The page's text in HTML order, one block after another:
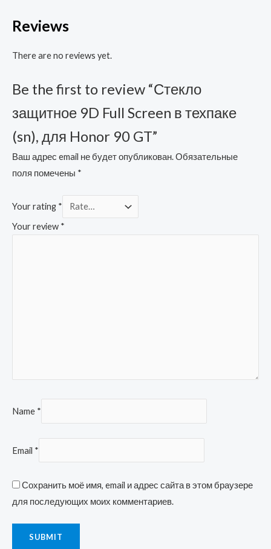
для
90
quantity
Reviews
There are no reviews yet.
Be the first to review “Стекло
защитное 9D Full Screen в техпаке
(sn), для Honor 90 GT”
Ваш адрес email не будет опубликован.Обязательные
поля помечены *
Your rating *
Your review *
Name *
Email *
Сохранить моё имя, email и адрес сайта в этом браузере
для последующих моих комментариев.